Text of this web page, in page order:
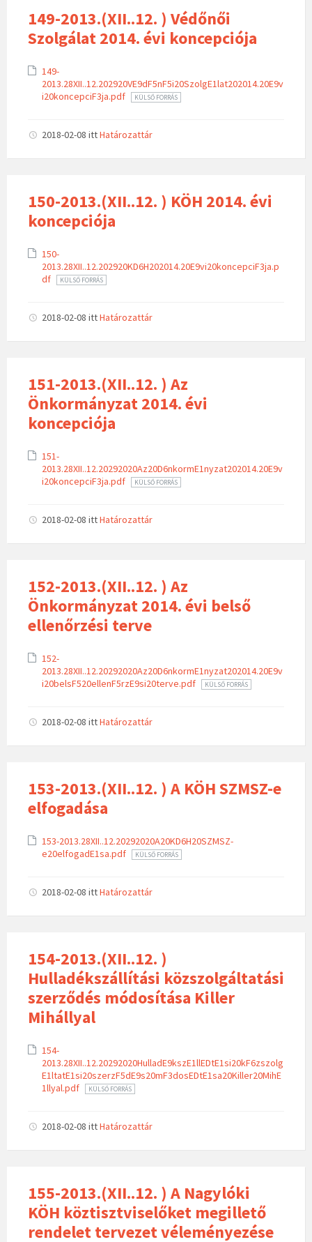
149-2013.(XII..12. ) Védőnői
Szolgálat 2014. évi koncepciója
149-
2013.28XII..12.202920VE9dF5nF5i20SzolgE1lat202014.20E9v
i20koncepciF3ja.pdf
KÜLSŐ FORRÁS
2018-02-08 ittHatározattár
150-2013.(XII..12. ) KÖH 2014. évi
koncepciója
150-
2013.28XII..12.202920KD6H202014.20E9vi20koncepciF3ja.p
df
KÜLSŐ FORRÁS
2018-02-08 ittHatározattár
151-2013.(XII..12. ) Az
Önkormányzat 2014. évi
koncepciója
151-
2013.28XII..12.20292020Az20D6nkormE1nyzat202014.20E9v
i20koncepciF3ja.pdf
KÜLSŐ FORRÁS
2018-02-08 ittHatározattár
152-2013.(XII..12. ) Az
Önkormányzat 2014. évi belső
ellenőrzési terve
152-
2013.28XII..12.20292020Az20D6nkormE1nyzat202014.20E9v
i20belsF520ellenF5rzE9si20terve.pdf
KÜLSŐ FORRÁS
2018-02-08 ittHatározattár
153-2013.(XII..12. ) A KÖH SZMSZ-e
elfogadása
153-2013.28XII..12.20292020A20KD6H20SZMSZ-
e20elfogadE1sa.pdf
KÜLSŐ FORRÁS
2018-02-08 ittHatározattár
154-2013.(XII..12. )
Hulladékszállítási közszolgáltatási
szerződés módosítása Killer
Mihállyal
154-
2013.28XII..12.20292020HulladE9kszE1llEDtE1si20kF6zszolg
E1ltatE1si20szerzF5dE9s20mF3dosEDtE1sa20Killer20MihE
1llyal.pdf
KÜLSŐ FORRÁS
2018-02-08 ittHatározattár
155-2013.(XII..12. ) A Nagylóki
KÖH köztisztviselőket megillető
rendelet tervezet véleményezése